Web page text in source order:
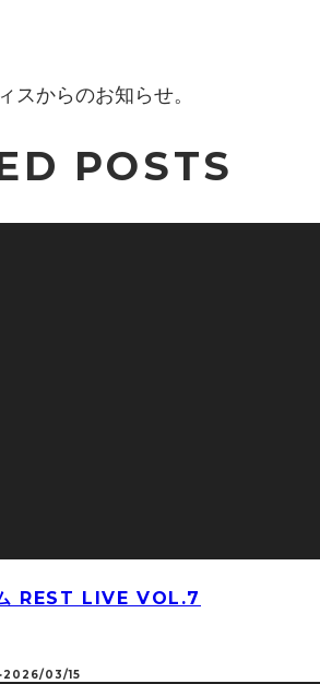
スからのお知らせ。
POSTS
ム REST LIVE VOL.7
·2026/03/15